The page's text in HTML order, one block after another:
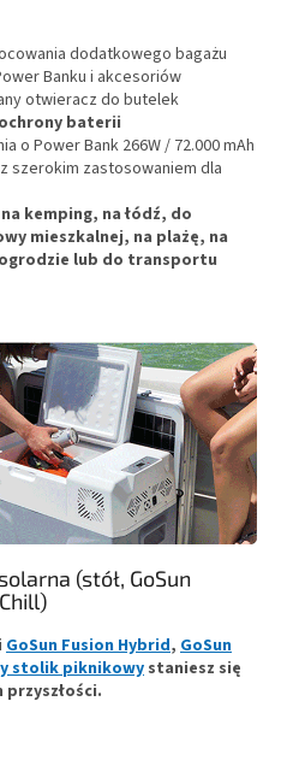
dodatkowego bagażu
Banku i akcesoriów
otwieracz do butelek
baterii
o Power Bank 266W / 72.000 mAh
szerokim zastosowaniem dla
kemping, na łódź, do
mieszkalnej, na plażę, na
lub do transportu
(stół, GoSun
GoSun Fusion Hybrid, GoSun
stolik piknikowy staniesz się